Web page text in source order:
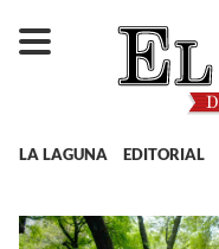
LA LAGUNA EDITORIAL